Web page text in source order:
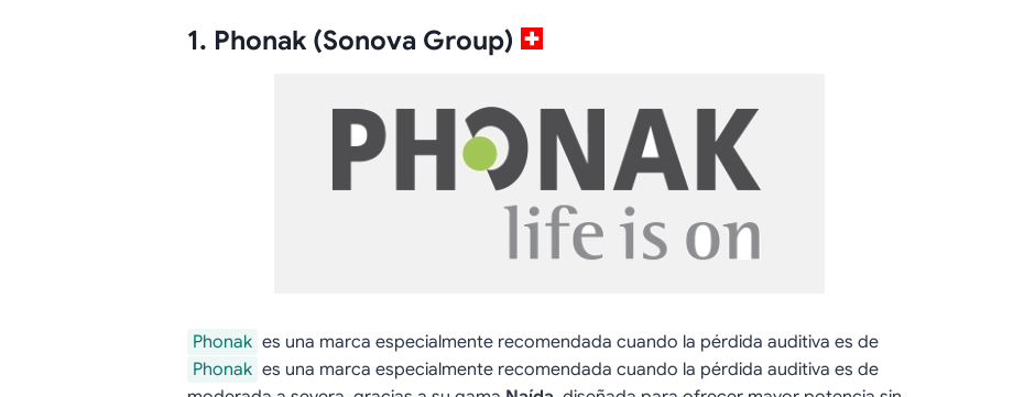
1. Phonak (Sonova Group)
Phonak es una marca especialmente recomendada cuando la pérdida auditiva es de
Phonak es una marca especialmente recomendada cuando la pérdida auditiva es de